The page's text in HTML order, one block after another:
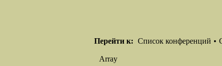
Перейти к: Список конференций •
Array